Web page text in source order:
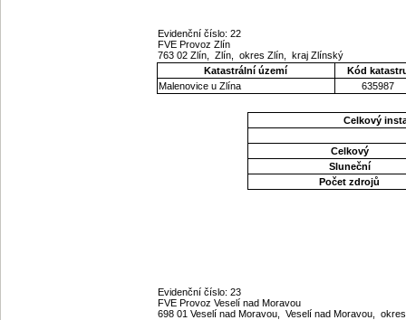
Evidenční číslo: 22
FVE Provoz Zlín
763 02 Zlín, Zlín, okres Zlín, kraj Zlínský
Katastrální území
Kód
Malenovice u Zlína
635987
Celkový
Celkový
Sluneční
Počet zdrojů
Evidenční číslo: 23
FVE Provoz Veselí nad Moravou
698 01 Veselí nad Moravou, Veselí nad Moravou,